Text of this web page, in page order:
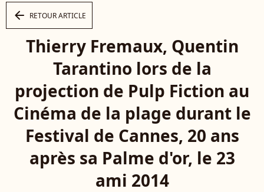
arrow_left RETOUR ARTICLE
Thierry Fremaux, Quentin
Tarantino lors de la
projection de Pulp Fiction au
Cinéma de la plage durant le
Festival de Cannes, 20 ans
après sa Palme d'or, le 23
ami 2014